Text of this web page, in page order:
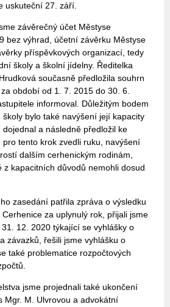
uskuteční 27. září.
závěrečný účet Městyse
bez výhrad, účetní závěrku Městyse
příspěvkových organizací, tedy
školy a školní jídelny. Ředitelka
současně předložila souhrn
období od 1. 7. 2015 do 30. 6.
informoval. Důležitým bodem
bylo také navýšení její kapacity
a následně předložil ke
tento krok zvedli ruku, navýšení
dalším cerhenickým rodinám,
z kapacitních důvodů nemohli dosud
zasedání patřila zpráva o výsledku
za uplynulý rok, přijali jsme
12. 2020 týkající se vyhlášky o
závazků, řešili jsme vyhlášku o
také problematice rozpočtových
jsme projednali také ukončení
Mgr. M. Ulvrovou a advokátní